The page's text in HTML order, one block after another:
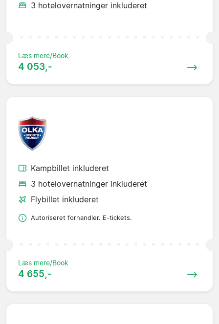
3 hotelovernatninger inkluderet
Læs mere/Book
4 053,-
Kampbillet inkluderet
3 hotelovernatninger inkluderet
Flybillet inkluderet
Autoriseret forhandler. E-tickets.
Læs mere/Book
4 655,-